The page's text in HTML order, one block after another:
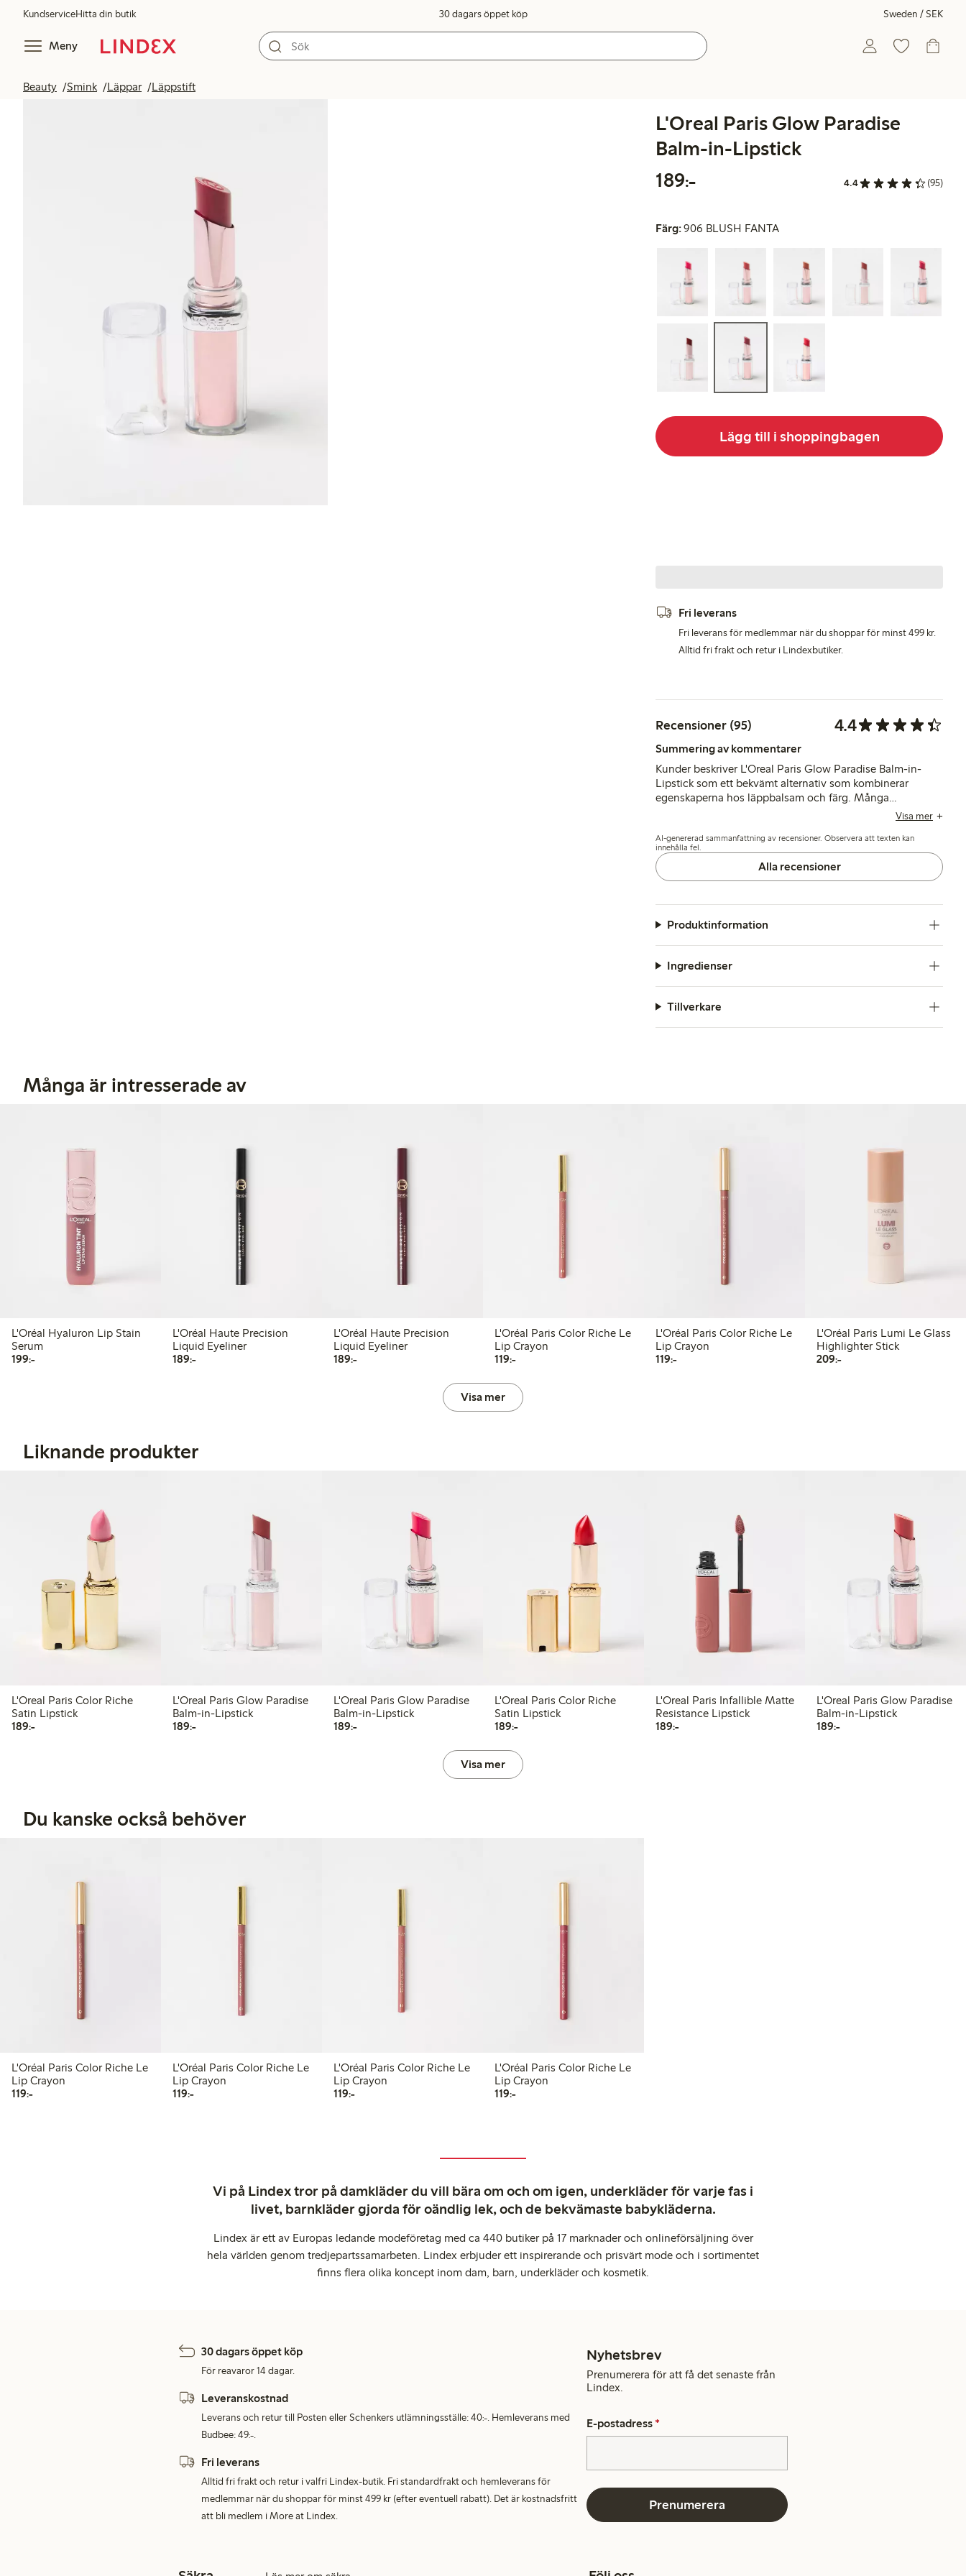
KundserviceHitta din butik 30 dagars öppet köp Sweden / SEK
Meny
Beauty Smink Läppar Läppstift
L'Oreal Paris Glow Paradise
Balm-in-Lipstick
189:-
4.4 (95)
Färg:906 BLUSH FANTA
Lägg till i shoppingbagen
Fri leverans
Fri leverans för medlemmar när du shoppar för minst 499 kr.
Alltid fri frakt och retur i Lindexbutiker.
Recensioner (95) 4.4
Summering av kommentarer
Kunder beskriver L'Oreal Paris Glow Paradise Balm-in-
Lipstick som ett bekvämt alternativ som kombinerar
egenskaperna hos läppbalsam och färg. Många
uppskattar dess krämiga konsistens och behagliga känsla,
optimal färg och kanske inte håller så länge som önskat.
Visa mer
AI-genererad sammanfattning av recensioner. Observera att texten kan
innehålla fel.
Alla recensioner
Produktinformation
Ingredienser
Tillverkare
Många är intresserade av
L'Oréal Hyaluron Lip Stain
Serum
199:-199,00 kr
L'Oréal Haute Precision
Liquid Eyeliner
189:-189,00 kr
L'Oréal Haute Precision
Liquid Eyeliner
189:-189,00 kr
L'Oréal Paris Color Riche Le
Lip Crayon
119:-119,00 kr
L'Oréal Paris Color Riche Le
Lip Crayon
119:-119,00 kr
L'Oréal Paris Lumi Le Glass
Highlighter Stick
209:-209,00 kr
Visa mer
Liknande produkter
L'Oreal Paris Color Riche
Satin Lipstick
189:-189,00 kr
L'Oreal Paris Glow Paradise
Balm-in-Lipstick
189:-189,00 kr
L'Oreal Paris Glow Paradise
Balm-in-Lipstick
189:-189,00 kr
L'Oreal Paris Color Riche
Satin Lipstick
189:-189,00 kr
L'Oreal Paris Infallible Matte
Resistance Lipstick
189:-189,00 kr
L'Oreal Paris Glow Paradise
Balm-in-Lipstick
189:-189,00 kr
Visa mer
Du kanske också behöver
L'Oréal Paris Color Riche Le
Lip Crayon
119:-119,00 kr
L'Oréal Paris Color Riche Le
Lip Crayon
119:-119,00 kr
L'Oréal Paris Color Riche Le
Lip Crayon
119:-119,00 kr
L'Oréal Paris Color Riche Le
Lip Crayon
119:-119,00 kr
Vi på Lindex tror på damkläder du vill bära om och om igen, underkläder för varje fas i
livet, barnkläder gjorda för oändlig lek, och de bekvämaste babykläderna.
Lindex är ett av Europas ledande modeföretag med ca 440 butiker på 17 marknader och onlineförsäljning över
hela världen genom tredjepartssamarbeten. Lindex erbjuder ett inspirerande och prisvärt mode och i sortimentet
finns flera olika koncept inom dam, barn, underkläder och kosmetik.
30 dagars öppet köp
För reavaror 14 dagar.
Leveranskostnad
Leverans och retur till Posten eller Schenkers utlämningsställe: 40:-. Hemleverans med
Budbee: 49:-.
Fri leverans
Alltid fri frakt och retur i valfri Lindex-butik. Fri standardfrakt och hemleverans för
medlemmar när du shoppar för minst 499 kr (efter eventuell rabatt). Det är kostnadsfritt
att bli medlem i More at Lindex.
Nyhetsbrev
Prenumerera för att få det senaste från
Lindex.
E-postadress *
Prenumerera